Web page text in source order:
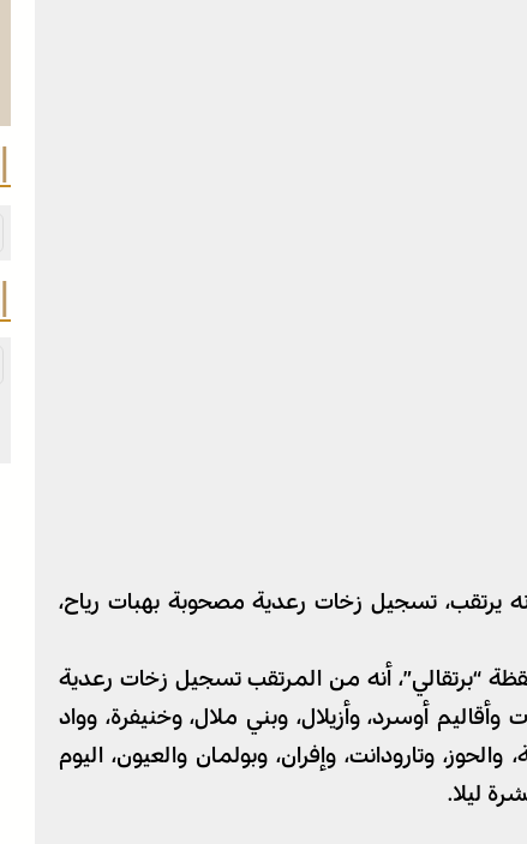
يرتقب، تسجيل زخات رعدية مصحوبة بهبات رياح،
“برتقالي”، أنه من المرتقب تسجيل زخات رعدية
وأقاليم أوسرد، وأزيلال، وبني ملال، وخنيفرة، وواد
وتارودانت، وإفران، وبولمان والعيون، اليوم
ليلا.